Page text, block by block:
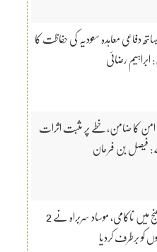
دفاعی معاہدہ سعودیہ کی حفاظت کا
رضائی
امن کا ضامن، خطے پر مثبت اثرات
فیصل بن فرحان
ایرانی رجیم چینج میں ناکامی، موساد سربراہ نے 2
کو برطرف کردیا